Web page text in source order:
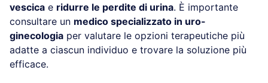
vescica e ridurre le perdite di urina. È importante
consultare un medico specializzato in uro-
ginecologia per valutare le opzioni terapeutiche più
adatte a ciascun individuo e trovare la soluzione più
efficace.